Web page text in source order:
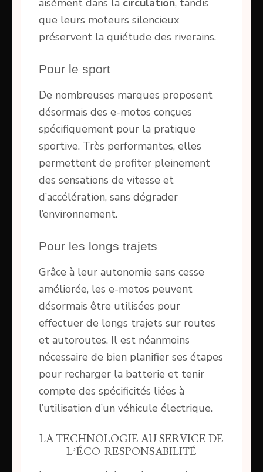
aisément dans la circulation, tandis
que leurs moteurs silencieux
préservent la quiétude des riverains.
Pour le sport
De nombreuses marques proposent
désormais des e-motos conçues
spécifiquement pour la pratique
sportive. Très performantes, elles
permettent de profiter pleinement
des sensations de vitesse et
d’accélération, sans dégrader
l’environnement.
Pour les longs trajets
Grâce à leur autonomie sans cesse
améliorée, les e-motos peuvent
désormais être utilisées pour
effectuer de longs trajets sur routes
et autoroutes. Il est néanmoins
nécessaire de bien planifier ses étapes
pour recharger la batterie et tenir
compte des spécificités liées à
l’utilisation d’un véhicule électrique.
LA TECHNOLOGIE AU SERVICE DE
L’ÉCO-RESPONSABILITÉ